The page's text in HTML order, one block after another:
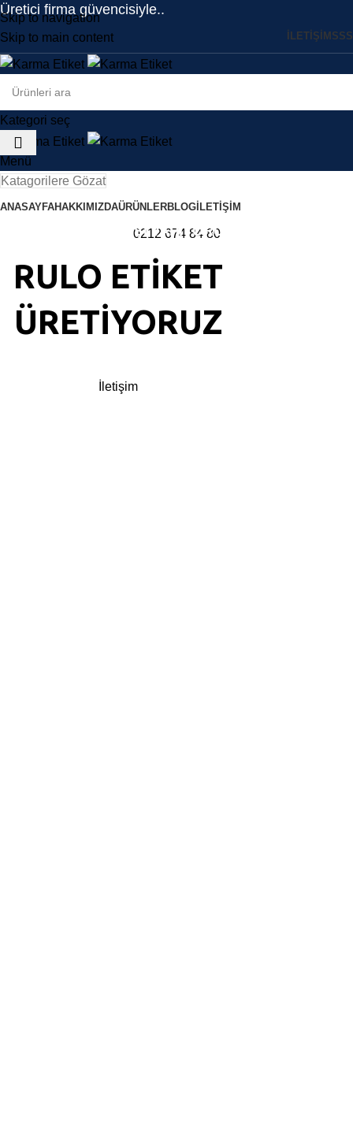
Skip to navigation
Skip to main content
Üretici firma güvencisiyle..
İLETİŞİM SSS
Kategori seç
Menü
Katagorilere Gözat
ANASAYFAHAKKIMIZDAÜRÜNLERBLOGİLETIŞIM
0212 674 84 80
EN İYİ BİLDİĞİMİZ İŞİ YAPIYORUZ
RULO ETİKET
ÜRETİYORUZ
İletişim